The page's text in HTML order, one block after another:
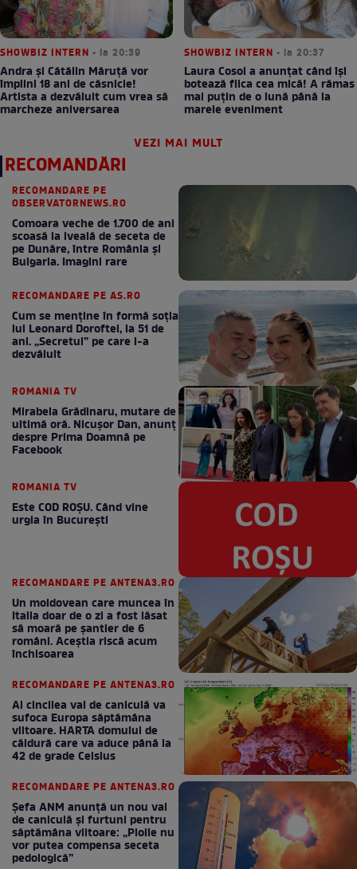
SHOWBIZ INTERN • la 20:39
Andra și Cătălin Măruță vor
împlini 18 ani de căsnicie!
Artista a dezvăluit cum vrea să
marcheze aniversarea
SHOWBIZ INTERN • la 20:37
Laura Cosoi a anunțat când își
botează fiica cea mică! A rămas
mai puțin de o lună până la
marele eveniment
VEZI MAI MULT
RECOMANDĂRI
RECOMANDARE PE
OBSERVATORNEWS.RO
Comoara veche de 1.700 de ani
scoasă la iveală de seceta de
pe Dunăre, între România şi
Bulgaria. Imagini rare
RECOMANDARE PE AS.RO
Cum se menţine în formă soţia
lui Leonard Doroftei, la 51 de
ani. „Secretul” pe care l-a
dezvăluit
ROMANIA TV
Mirabela Grădinaru, mutare de
ultimă oră. Nicuşor Dan, anunţ
despre Prima Doamnă pe
Facebook
ROMANIA TV
Este COD ROŞU. Când vine
urgia în Bucureşti
RECOMANDARE PE ANTENA3.RO
Un moldovean care muncea în
Italia doar de o zi a fost lăsat
să moară pe şantier de 6
români. Aceștia riscă acum
închisoarea
RECOMANDARE PE ANTENA3.RO
Al cincilea val de caniculă va
sufoca Europa săptămâna
viitoare. HARTA domului de
căldură care va aduce până la
42 de grade Celsius
RECOMANDARE PE ANTENA3.RO
Șefa ANM anunță un nou val
de caniculă și furtuni pentru
săptămâna viitoare: „Ploile nu
vor putea compensa seceta
pedologică”